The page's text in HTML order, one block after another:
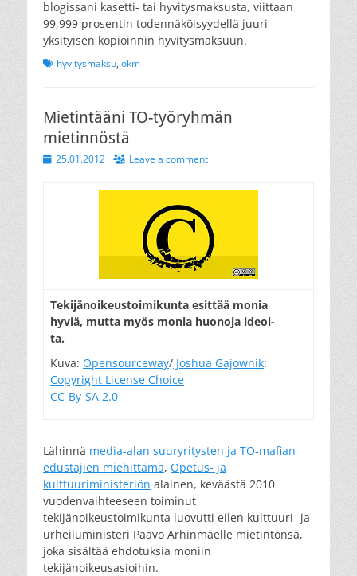
blogissani kasetti- tai hyvitysmaksusta, viittaan
99,999 prosentin todennäköisyydellä juuri
yksityisen kopioinnin hyvitysmaksuun.
Tagshyvitysmaksu, okm
Mietintääni TO-työryhmän
mietinnöstä
Posted
25.01.2012 Leave a comment
Tekijänoikeustoimikunta esittää monia
hyviä, mutta myös monia huonoja ideoi-
ta.
Kuva: Opensourceway/ Joshua Gajownik:
Copyright License Choice
CC-By-SA 2.0
Lähinnä media-alan suuryritysten ja TO-mafian
edustajien miehittämä, Opetus- ja
kulttuuriministeriön alainen, keväästä 2010
vuodenvaihteeseen toiminut
tekijänoikeustoimikunta luovutti eilen kulttuuri- ja
urheiluministeri Paavo Arhinmäelle mietintönsä,
joka sisältää ehdotuksia moniin
tekijänoikeusasioihin.